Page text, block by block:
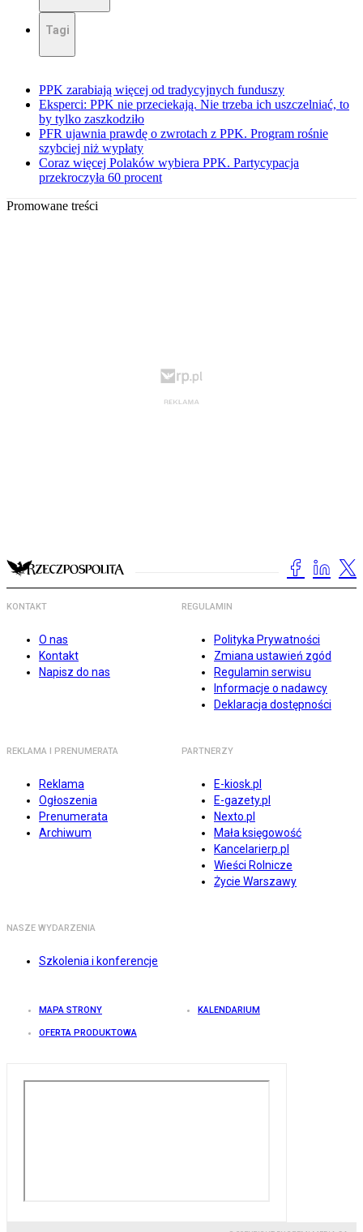
Tagi
PPK zarabiają więcej od tradycyjnych funduszy
Eksperci: PPK nie przeciekają. Nie trzeba ich uszczelniać, to
by tylko zaszkodziło
PFR ujawnia prawdę o zwrotach z PPK. Program rośnie
szybciej niż wypłaty
Coraz więcej Polaków wybiera PPK. Partycypacja
przekroczyła 60 procent
Promowane treści
KONTAKT
O nas
Kontakt
Napisz do nas
REGULAMIN
Polityka Prywatności
Zmiana ustawień zgód
Regulamin serwisu
Informacje o nadawcy
Deklaracja dostępności
REKLAMA I PRENUMERATA
Reklama
Ogłoszenia
Prenumerata
Archiwum
PARTNERZY
E-kiosk.pl
E-gazety.pl
Nexto.pl
Mała księgowość
Kancelarierp.pl
Wieści Rolnicze
Życie Warszawy
NASZE WYDARZENIA
Szkolenia i konferencje
MAPA STRONY KALENDARIUM
OFERTA PRODUKTOWA